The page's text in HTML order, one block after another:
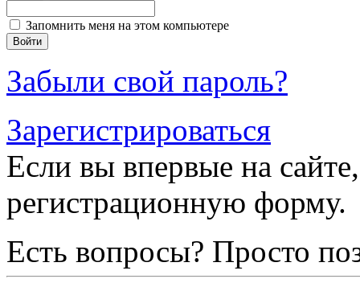
Запомнить меня на этом компьютере
Забыли свой пароль?
Зарегистрироваться
Если вы впервые на
регистрационную форму.
Есть вопросы? Просто